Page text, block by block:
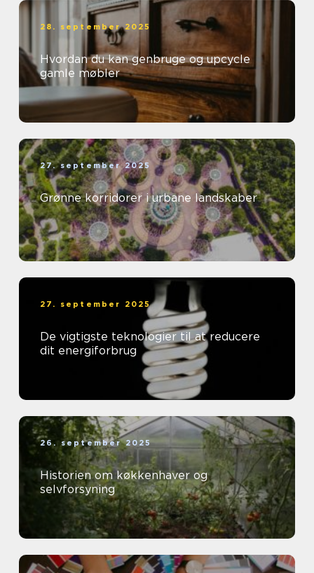
28. september 2025
Hvordan du kan genbruge og upcycle
gamle møbler
27. september 2025
Grønne korridorer i urbane landskaber
27. september 2025
De vigtigste teknologier til at reducere
dit energiforbrug
26. september 2025
Historien om køkkenhaver og
selvforsyning